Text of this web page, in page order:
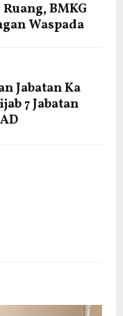
BMKG
Waspada
Jabatan Ka
7 Jabatan